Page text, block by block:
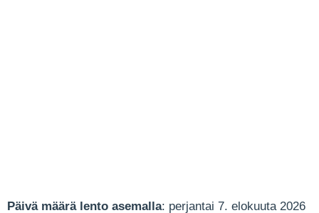
Päivä määrä lento asemalla: perjantai 7. elokuuta 2026